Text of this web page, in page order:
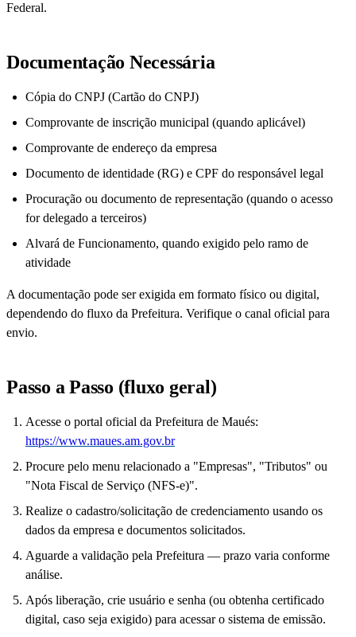
Federal.
Documentação Necessária
Cópia do CNPJ (Cartão do CNPJ)
Comprovante de inscrição municipal (quando aplicável)
Comprovante de endereço da empresa
Documento de identidade (RG) e CPF do responsável legal
Procuração ou documento de representação (quando o acesso
for delegado a terceiros)
Alvará de Funcionamento, quando exigido pelo ramo de
atividade
A documentação pode ser exigida em formato físico ou digital,
dependendo do fluxo da Prefeitura. Verifique o canal oficial para
envio.
Passo a Passo (fluxo geral)
Acesse o portal oficial da Prefeitura de Maués:
https://www.maues.am.gov.br
Procure pelo menu relacionado a "Empresas", "Tributos" ou
"Nota Fiscal de Serviço (NFS-e)".
Realize o cadastro/solicitação de credenciamento usando os
dados da empresa e documentos solicitados.
Aguarde a validação pela Prefeitura — prazo varia conforme
análise.
Após liberação, crie usuário e senha (ou obtenha certificado
digital, caso seja exigido) para acessar o sistema de emissão.